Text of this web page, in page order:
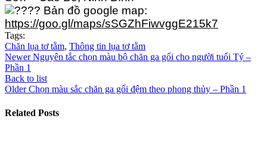
Bản đồ google map:
https://goo.gl/maps/sSGZhFiwvggE215k7
Tags:
Chăn lụa tơ tằm, Thông tin lụa tơ tằm
Newer Nguyên tắc chọn màu bộ chăn ga gối cho người tuổi Tý –
Phần 1
Back to list
Older Chọn màu sắc chăn ga gối đệm theo phong thủy – Phần 1
Related Posts